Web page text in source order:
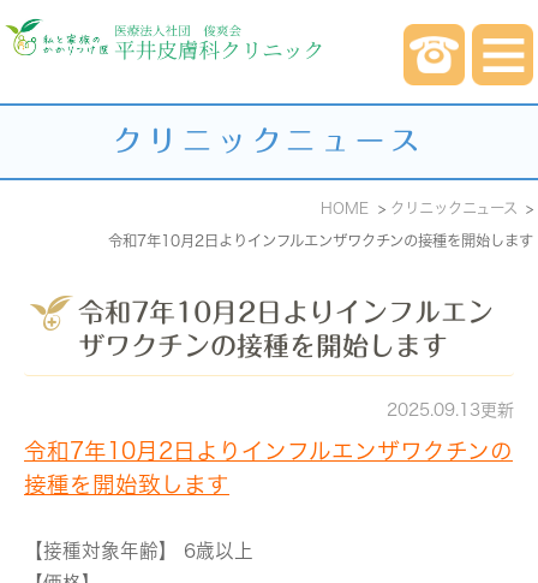
クリニックニュース
HOME クリニックニュース
令和7年10月2日よりインフルエンザワクチンの接種を開始します
令和7年10月2日よりインフルエン
ザワクチンの接種を開始します
2025.09.13更新
令和7年10月2日よりインフルエンザワクチンの
接種を開始致します
【接種対象年齢】 6歳以上